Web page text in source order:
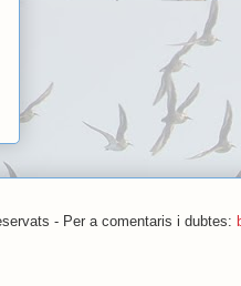
- Per a comentaris i dubtes: